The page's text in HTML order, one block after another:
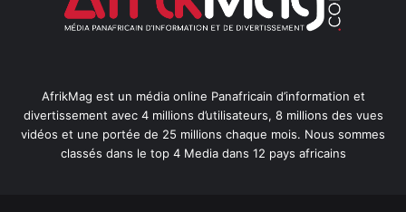
AfrikMag est un média online Panafricain d’information et
divertissement avec 4 millions d’utilisateurs, 8 millions des vues
vidéos et une portée de 25 millions chaque mois. Nous sommes
classés dans le top 4 Media dans 12 pays africains